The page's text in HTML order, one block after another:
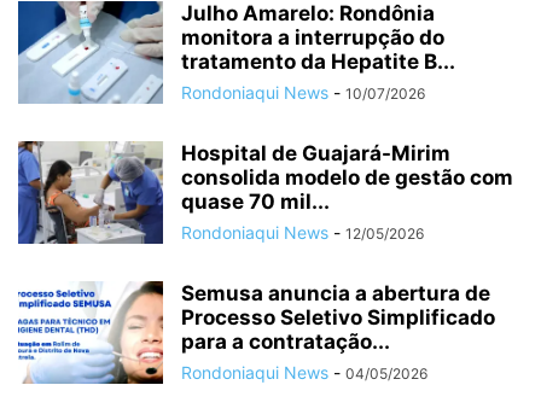
Julho Amarelo: Rondônia
monitora a interrupção do
tratamento da Hepatite B...
Rondoniaqui News - 10/07/2026
Hospital de Guajará-Mirim
consolida modelo de gestão com
quase 70 mil...
Rondoniaqui News - 12/05/2026
Semusa anuncia a abertura de
Processo Seletivo Simplificado
para a contratação...
Rondoniaqui News - 04/05/2026